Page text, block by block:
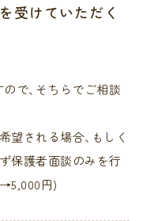
受けていただく
で､そちらでご相談
望される場合､もしく
保護者面談のみを行
円)